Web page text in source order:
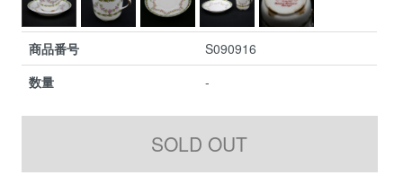
商品番号
S090916
数量
-